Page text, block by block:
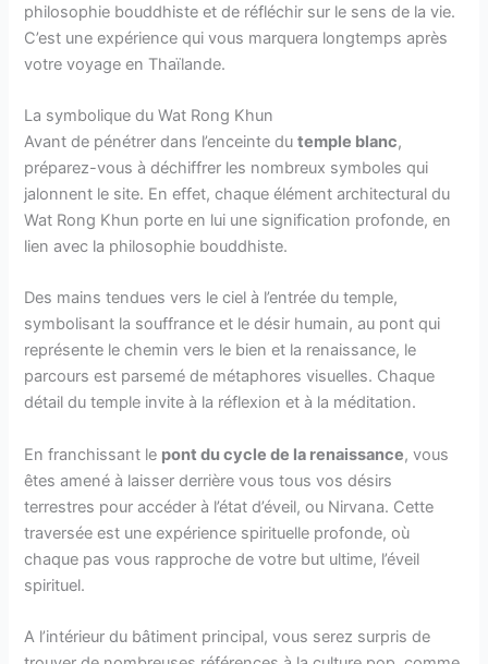
philosophie bouddhiste et de réfléchir sur le sens de la vie.
C’est une expérience qui vous marquera longtemps après
votre voyage en Thaïlande.
La symbolique du Wat Rong Khun
Avant de pénétrer dans l’enceinte dutemple blanc,
préparez-vous à déchiffrer les nombreux symboles qui
jalonnent le site. En effet, chaque élément architectural du
Wat Rong Khun porte en lui une signification profonde, en
lien avec la philosophie bouddhiste.
Des mains tendues vers le ciel à l’entrée du temple,
symbolisant la souffrance et le désir humain, au pont qui
représente le chemin vers le bien et la renaissance, le
parcours est parsemé de métaphores visuelles. Chaque
détail du temple invite à la réflexion et à la méditation.
En franchissant le pont du cycle de la renaissance, vous
êtes amené à laisser derrière vous tous vos désirs
terrestres pour accéder à l’état d’éveil, ou Nirvana. Cette
traversée est une expérience spirituelle profonde, où
chaque pas vous rapproche de votre but ultime, l’éveil
spirituel.
A l’intérieur du bâtiment principal, vous serez surpris de